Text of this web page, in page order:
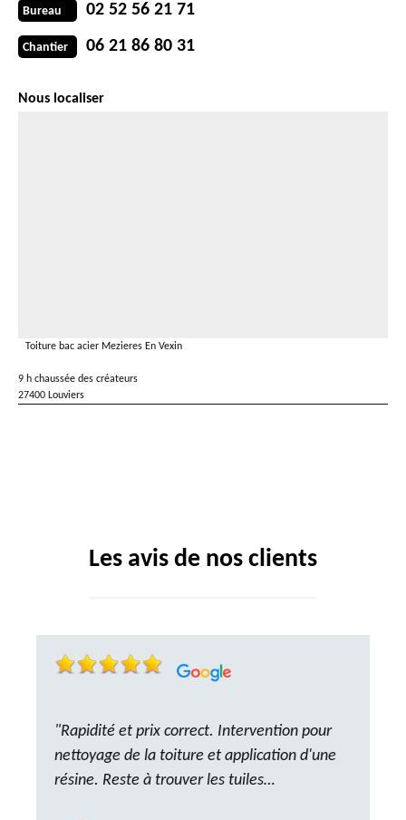
Bureau 02 52 56 21 71
Chantier 06 21 86 80 31
Nous localiser
Toiture bac acier Mezieres En Vexin
9 h chaussée des créateurs
27400 Louviers
Les avis de nos clients
"Rapidité et prix correct. Intervention pour
nettoyage de la toiture et application d'une
résine. Reste à trouver les tuiles